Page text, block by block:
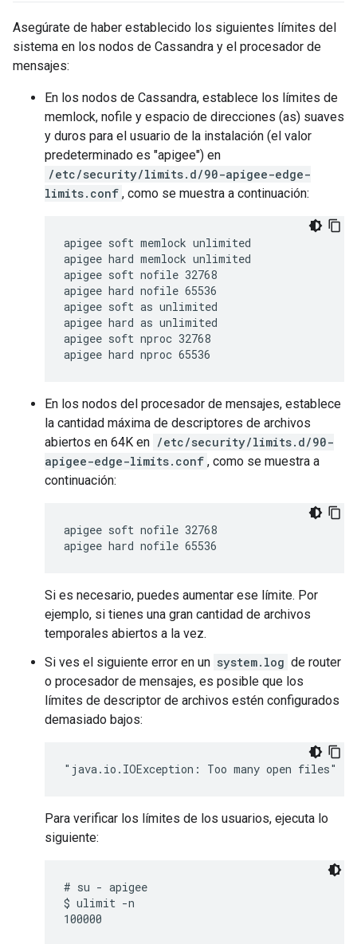
Asegúrate de haber establecido los siguientes límites del
sistema en los nodos de Cassandra y el procesador de
mensajes:
En los nodos de Cassandra, establece los límites de
memlock, nofile y espacio de direcciones (as) suaves
y duros para el usuario de la instalación (el valor
predeterminado es "apigee") en
/etc/security/limits.d/90-apigee-edge-
limits.conf , como se muestra a continuación:
apigee soft memlock unlimited
apigee hard memlock unlimited
apigee soft nofile 32768
apigee hard nofile 65536
apigee soft as unlimited
apigee hard as unlimited
apigee soft nproc 32768
apigee hard nproc 65536
En los nodos del procesador de mensajes, establece
la cantidad máxima de descriptores de archivos
abiertos en 64K en /etc/security/limits.d/90-
apigee-edge-limits.conf , como se muestra a
continuación:
apigee soft nofile 32768
apigee hard nofile 65536
Si es necesario, puedes aumentar ese límite. Por
ejemplo, si tienes una gran cantidad de archivos
temporales abiertos a la vez.
Si ves el siguiente error en un system.log de router
o procesador de mensajes, es posible que los
límites de descriptor de archivos estén configurados
demasiado bajos:
"java.io.IOException: Too many open files"
Para verificar los límites de los usuarios, ejecuta lo
siguiente:
# su - apigee
$ ulimit -n